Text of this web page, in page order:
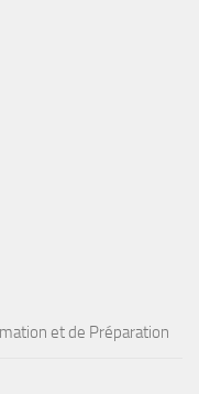
et de Préparation